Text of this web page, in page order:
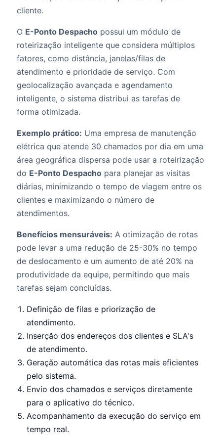
cliente.
O E-Ponto Despacho possui um módulo de
roteirização inteligente que considera múltiplos
fatores, como distância, janelas/filas de
atendimento e prioridade de serviço. Com
geolocalização avançada e agendamento
inteligente, o sistema distribui as tarefas de
forma otimizada.
Exemplo prático: Uma empresa de manutenção
elétrica que atende 30 chamados por dia em uma
área geográfica dispersa pode usar a roteirização
do E-Ponto Despacho para planejar as visitas
diárias, minimizando o tempo de viagem entre os
clientes e maximizando o número de
atendimentos.
Benefícios mensuráveis: A otimização de rotas
pode levar a uma redução de 25-30% no tempo
de deslocamento e um aumento de até 20% na
produtividade da equipe, permitindo que mais
tarefas sejam concluídas.
Definição de filas e priorização de
atendimento.
Inserção dos endereços dos clientes e SLA's
de atendimento.
Geração automática das rotas mais eficientes
pelo sistema.
Envio dos chamados e serviços diretamente
para o aplicativo do técnico.
Acompanhamento da execução do serviço em
tempo real.